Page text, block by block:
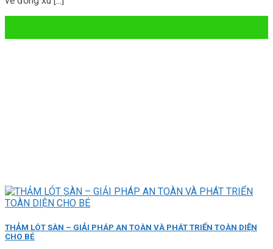
THẢM LÓT SÀN – GIẢI PHÁP AN TOÀN VÀ PHÁT TRIỂN TOÀN DIỆN
CHO BÉ